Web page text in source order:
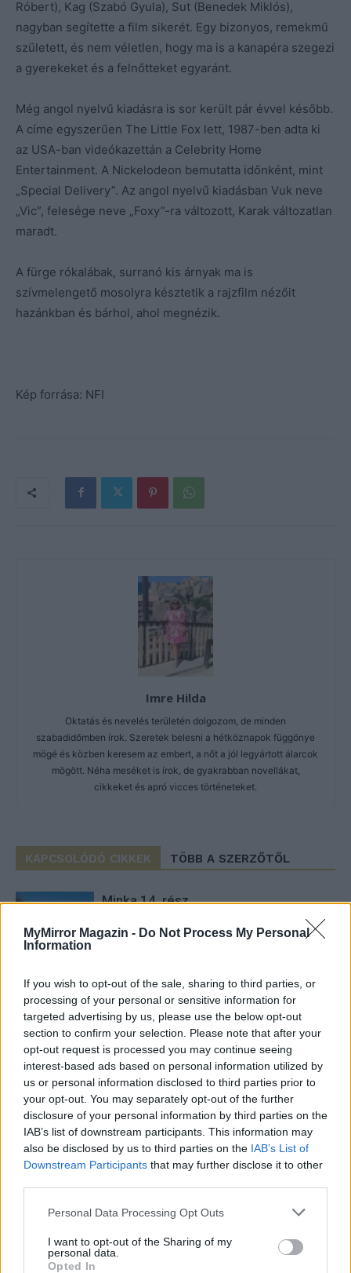
MyMirror Magazin - Do Not Process My Personal
Information
If you wish to opt-out of the sale, sharing to third parties, or
processing of your personal or sensitive information for
targeted advertising by us, please use the below opt-out
section to confirm your selection. Please note that after your
opt-out request is processed you may continue seeing
interest-based ads based on personal information utilized by
us or personal information disclosed to third parties prior to
your opt-out. You may separately opt-out of the further
disclosure of your personal information by third parties on the
IAB’s list of downstream participants. This information may
also be disclosed by us to third parties on the IAB’s List of
Downstream Participants that may further disclose it to other
Personal Data Processing Opt Outs
I want to opt-out of the Sharing of my
personal data.
Opted In
Róbert), Kag (Szabó Gyula), Sut (Benedek Miklós),
nagyban segítette a film sikerét. Egy bizonyos, remekmű
született, és nem véletlen, hogy ma is a kanapéra szegezi
a gyerekeket és a felnőtteket egyaránt.
Még angol nyelvű kiadásra is sor került pár évvel később.
A címe egyszerűen The Little Fox lett, 1987-ben adta ki
az USA-ban videókazettán a Celebrity Home
Entertainment. A Nickelodeon bemutatta időnként, mint
„Special Delivery”. Az angol nyelvű kiadásban Vuk neve
„Vic”, felesége neve „Foxy”-ra változott, Karak változatlan
maradt.
A fürge rókalábak, surranó kis árnyak ma is
szívmelengető mosolyra késztetik a rajzfilm nézőit
hazánkban és bárhol, ahol megnézik.
Kép forrása: NFI
Imre Hilda
Oktatás és nevelés területén dolgozom, de minden
szabadidőmben írok. Szeretek belesni a hétköznapok függönye
mögé és közben keresem az embert, a nőt a jól legyártott álarcok
mögött. Néha meséket is írok, de gyakrabban novellákat,
cikkeket és apró vicces történeteket.
KAPCSOLÓDÓ CIKKEK TÖBB A SZERZŐTŐL
Minka 14. rész
Halál a Tresco-szigeten – A Josh
Clayton-ügy